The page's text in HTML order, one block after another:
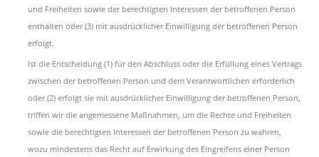
und Freiheiten sowie der berechtigten Interessen der betroffenen Person
enthalten oder (3) mit ausdrücklicher Einwilligung der betroffenen Person
erfolgt.
Ist die Entscheidung (1) für den Abschluss oder die Erfüllung eines Vertrags
zwischen der betroffenen Person und dem Verantwortlichen erforderlich
oder (2) erfolgt sie mit ausdrücklicher Einwilligung der betroffenen Person,
triffen wir die angemessene Maßnahmen, um die Rechte und Freiheiten
sowie die berechtigten Interessen der betroffenen Person zu wahren,
wozu mindestens das Recht auf Erwirkung des Eingreifens einer Person